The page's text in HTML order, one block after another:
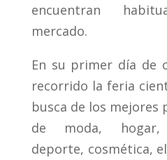
encuentran
mercado.
En su primer día de
recorrido la feria
busca de los mejores
de moda, hogar,
deporte, cosmética,